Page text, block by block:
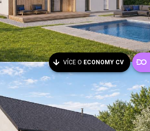
VÍCE O ECONOMY CV